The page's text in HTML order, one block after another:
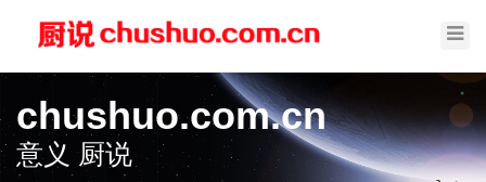
chushuo.com.cn
意义厨说